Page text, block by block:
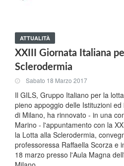
ATTUALITÀ
XXIII Giornata Italiana
Sclerodermia
Sabato 18 Marzo 2017
Il GILS, Gruppo Italiano per la
pieno appoggio delle Istituzioni
di Milano, ha rinnovato - in una
Marino - l'appuntamento con la
la Lotta alla Sclerodermia,
professoressa Raffaella Scorza e
18 marzo presso l'Aula Magna